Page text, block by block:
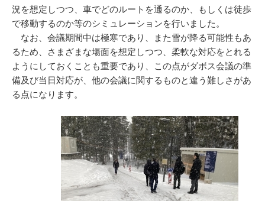
況を想定しつつ、車でどのルートを通るのか、もしくは徒歩
で移動するのか等のシミュレーションを行いました。
なお、会議期間中は極寒であり、また雪が降る可能性もあ
るため、さまざまな場面を想定しつつ、柔軟な対応をとれる
ようにしておくことも重要であり、この点がダボス会議の準
備及び当日対応が、他の会議に関するものと違う難しさがあ
る点になります。